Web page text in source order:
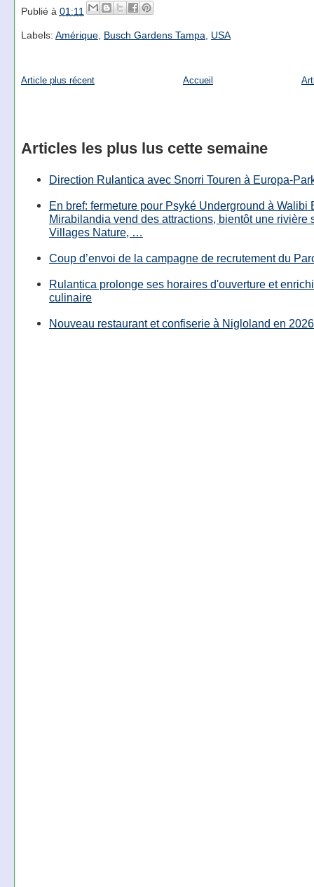
Publié à 01:11
Labels: Amérique, Busch Gardens Tampa USA
Article plus récent Accueil
Articles les plus lus cette semaine
Direction Rulantica avec Snorri Touren à Europa-
En bref: fermeture pour Psyké Underground à Walibi
Mirabilandia vend des attractions, bientôt une rivière
Villages Nature, …
Coup d’envoi de la campagne de recrutement du
Rulantica prolonge ses horaires d'ouverture et
culinaire
Nouveau restaurant et confiserie à Nigloland en 2026